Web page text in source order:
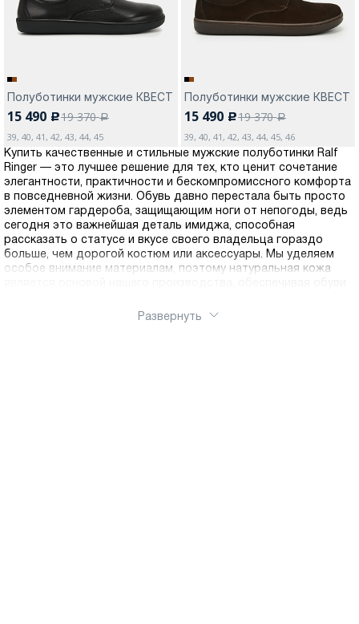
Полуботинки мужские КВЕСТ
15 490 c19 370a
39, 40, 41, 42, 43, 44, 45
Полуботинки мужские КВЕСТ
15 490 c19 370a
39, 40, 41, 42, 43, 44, 45, 46
Купить качественные и стильные мужские полуботинки Ralf
Ringer — это лучшее решение для тех, кто ценит сочетание
элегантности, практичности и бескомпромиссного комфорта
в повседневной жизни. Обувь давно перестала быть просто
элементом гардероба, защищающим ноги от непогоды, ведь
сегодня это важнейшая деталь имиджа, способная
рассказать о статусе и вкусе своего владельца гораздо
больше, чем дорогой костюм или аксессуары. Мы уделяем
особое внимание материалам, поэтому натуральная кожа
эксплуатационные характеристики. Кожаная обувь обладает
Развернуть